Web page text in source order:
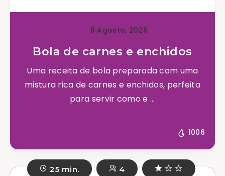
8 Agosto, 2026
Bola de carnes e enchidos
Uma receita de bola preparada com uma
mistura rica de carnes e enchidos, perfeita
para servir como e ...
1006
25 min. 4